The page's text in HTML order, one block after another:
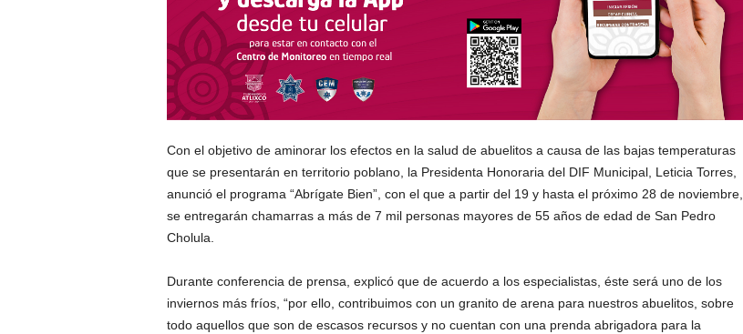
Con el objetivo de aminorar los efectos en la salud de abuelitos a causa de las bajas temperaturas
que se presentarán en territorio poblano, la Presidenta Honoraria del DIF Municipal, Leticia Torres,
anunció el programa “Abrígate Bien”, con el que a partir del 19 y hasta el próximo 28 de noviembre,
se entregarán chamarras a más de 7 mil personas mayores de 55 años de edad de San Pedro
Cholula.
Durante conferencia de prensa, explicó que de acuerdo a los especialistas, éste será uno de los
inviernos más fríos, “por ello, contribuimos con un granito de arena para nuestros abuelitos, sobre
todo aquellos que son de escasos recursos y no cuentan con una prenda abrigadora para la